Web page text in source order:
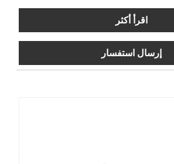
اقرأ أكثر
إرسال استفسار